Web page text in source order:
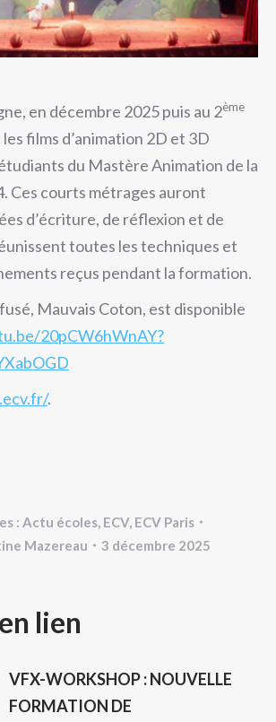
en décembre 2025 puis au 2ème
films d’animation 2D et 3D
du Mastère Animation de la
Ces courts métrages auront
d’écriture, de réflexion et de
toutes les techniques et
reçus pendant la formation.
Mauvais Coton, est disponible
20pCW6hWnAY?
.
: Actu écoles, ECV, ECV Paris
Mazereau 3 décembre 2025
lien
VFX-WORKSHOP : NOUVELLE
FORMATION DE